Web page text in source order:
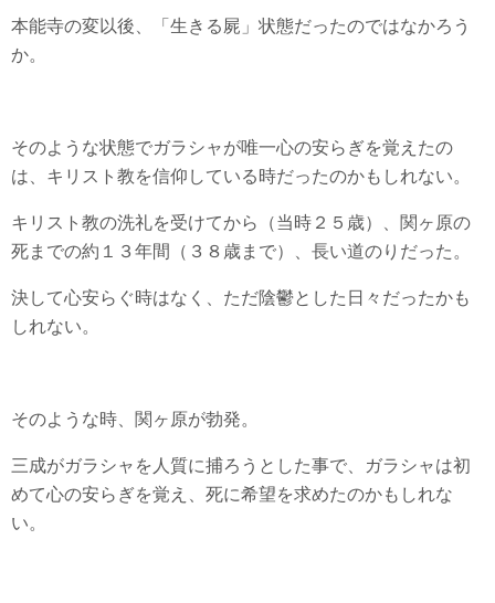
本能寺の変以後、「生きる屍」状態だったのではなかろう
か。
そのような状態でガラシャが唯一心の安らぎを覚えたの
は、キリスト教を信仰している時だったのかもしれない。
キリスト教の洗礼を受けてから（当時２５歳）、関ヶ原の
死までの約１３年間（３８歳まで）、長い道のりだった。
決して心安らぐ時はなく、ただ陰鬱とした日々だったかも
しれない。
そのような時、関ヶ原が勃発。
三成がガラシャを人質に捕ろうとした事で、ガラシャは初
めて心の安らぎを覚え、死に希望を求めたのかもしれな
い。